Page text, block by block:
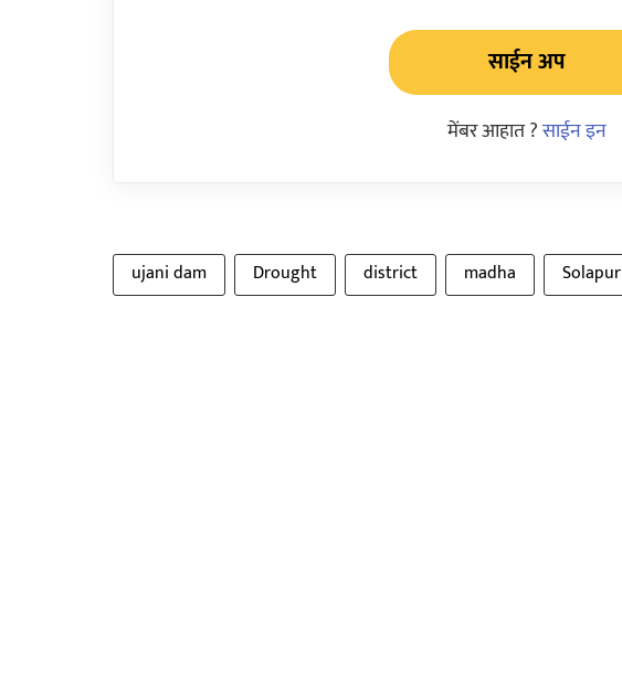
साईन अप
मेंबर आहात ?साईन इन
ujani dam Drought district madha Solapur